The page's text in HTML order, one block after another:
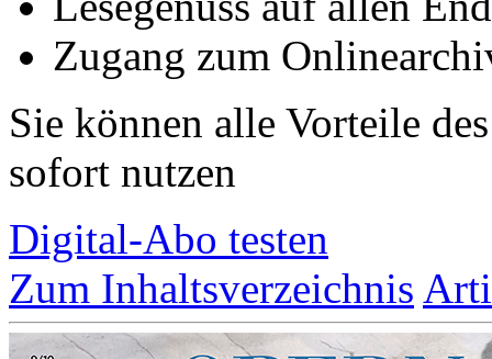
Zugang zum
Sie können alle Vorteile
sofort nutzen
Digital-Abo testen
Zum Inhaltsverzeichnis